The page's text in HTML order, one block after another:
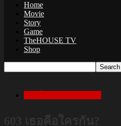
Home
Movie
Story
Game
TheHOUSE TV
Shop